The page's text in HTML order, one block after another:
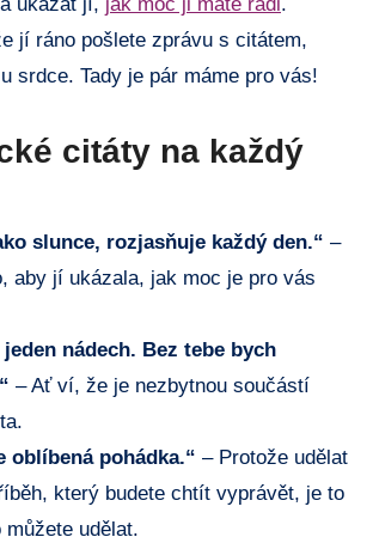
ukázat jí, jak moc ji máte rádi.
jí ráno pošlete zprávu s citátem,
srdce. Tady je pár máme pro vás!
citáty na každý
slunce, rozjasňuje každý den.“ –
aby jí ukázala, jak moc je pro vás
nádech. Bez tebe bych
– Ať ví, že je nezbytnou součástí
oblíbená pohádka.“ – Protože udělat
který budete chtít vyprávět, je to
udělat.